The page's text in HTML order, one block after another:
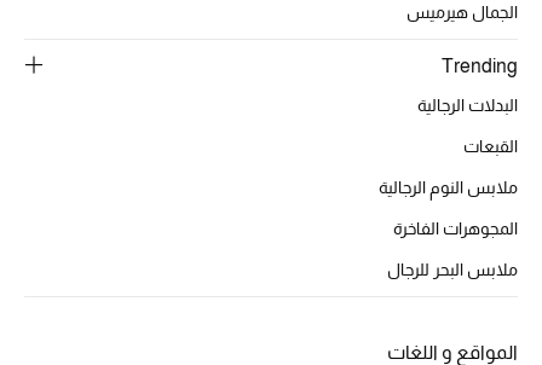
الجمال هيرميس
Trending
البدلات الرجالية
القبعات
ملابس النوم الرجالية
المجوهرات الفاخرة
ملابس البحر للرجال
المواقع و اللغات